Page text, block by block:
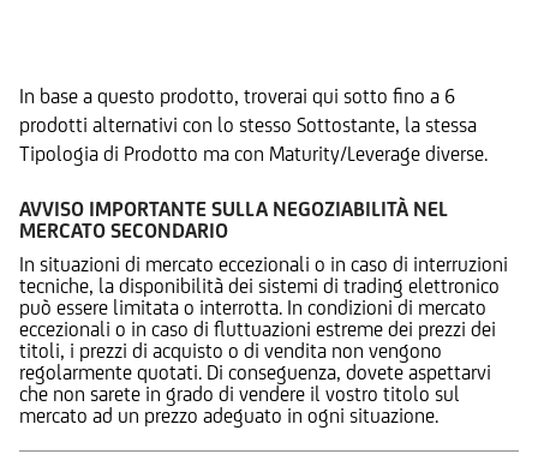
In base a questo prodotto, troverai qui sotto fino a 6
prodotti alternativi con lo stesso Sottostante, la stessa
Tipologia di Prodotto ma con Maturity/Leverage diverse.
AVVISO IMPORTANTE SULLA NEGOZIABILITÀ NEL
MERCATO SECONDARIO
In situazioni di mercato eccezionali o in caso di interruzioni
tecniche, la disponibilità dei sistemi di trading elettronico
può essere limitata o interrotta. In condizioni di mercato
eccezionali o in caso di fluttuazioni estreme dei prezzi dei
titoli, i prezzi di acquisto o di vendita non vengono
regolarmente quotati. Di conseguenza, dovete aspettarvi
che non sarete in grado di vendere il vostro titolo sul
mercato ad un prezzo adeguato in ogni situazione.